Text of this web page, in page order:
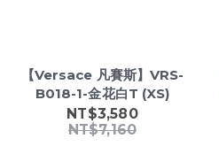
【Versace 凡賽斯】VRS-
B018-1-金花白T (XS)
NT$3,580
NT$7,160